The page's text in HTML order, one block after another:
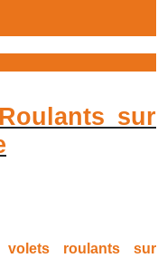
sur
volets roulants sur